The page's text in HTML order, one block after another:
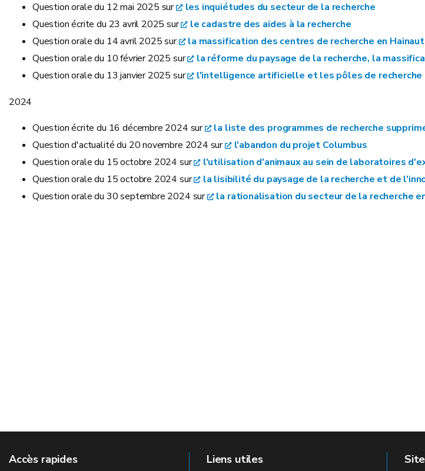
Question orale du 12 mai 2025 sur
les inquiétudes du secteur de la recherche
Question écrite du 23 avril 2025 sur
le cadastre des aides à la recherche
Question orale du 14 avril 2025 sur
la massification des centres de recherche en Hainaut
Question orale du 10 février 2025 sur
la réforme du paysage de la recherche, la
Question orale du 13 janvier 2025 sur
l'intelligence artificielle et les pôles de recherche
2024
Question écrite du 16 décembre 2024 sur
la liste des programmes de recherche
Question d'actualité du 20 novembre 2024 sur
l'abandon du projet Columbus
Question orale du 15 octobre 2024 sur
l'utilisation d'animaux au sein de laboratoires
Question orale du 15 octobre 2024 sur
la lisibilité du paysage de la recherche et de
Question orale du 30 septembre 2024 sur
la rationalisation du secteur de la recherche
Accès rapides Liens utiles